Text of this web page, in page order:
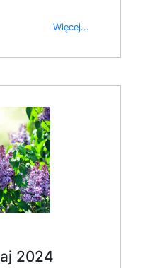
Więcej...
2024